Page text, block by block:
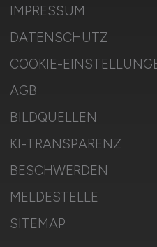
IMPRESSUM
DATENSCHUTZ
COOKIE-
AGB
BILDQUELLEN
KI-TRANSPARENZ
BESCHWERDEN
MELDESTELLE
SITEMAP